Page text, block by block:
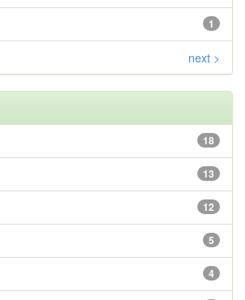
1
next >
18
13
12
5
4